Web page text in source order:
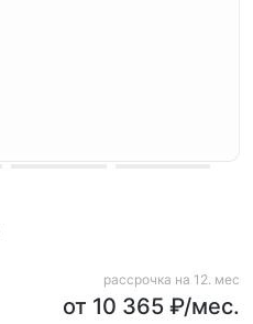
рассрочка на 12. мес
от 10 365 ₽/мес.